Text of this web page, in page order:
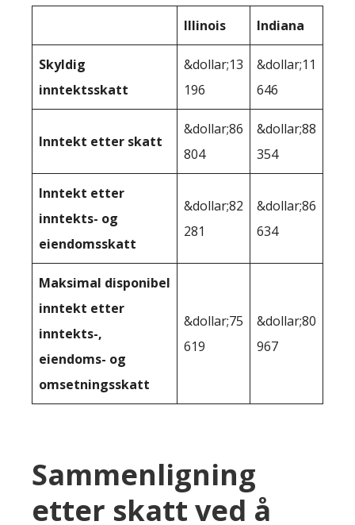
Illinois Indiana
Skyldig
inntektsskatt
&dollar;13
196
&dollar;11
646
Inntekt etter skatt
&dollar;86
804
&dollar;88
354
Inntekt etter
inntekts- og
eiendomsskatt
&dollar;82
281
&dollar;86
634
Maksimal disponibel
inntekt etter
inntekts-,
eiendoms- og
omsetningsskatt
&dollar;75
619
&dollar;80
967
Sammenligning
etter skatt ved å